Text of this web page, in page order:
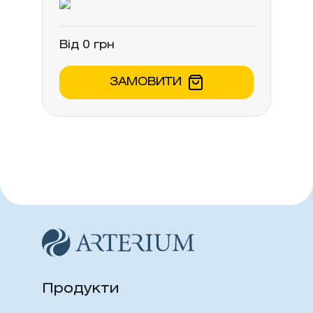
Від 0 грн
ЗАМОВИТИ
Продукти